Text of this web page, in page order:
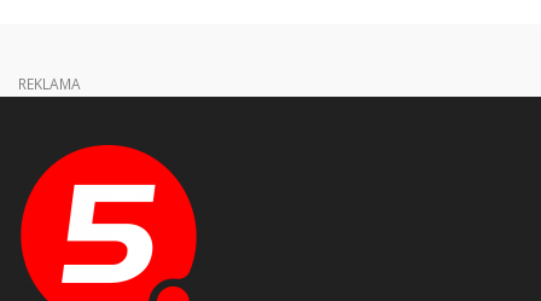
REKLAMA